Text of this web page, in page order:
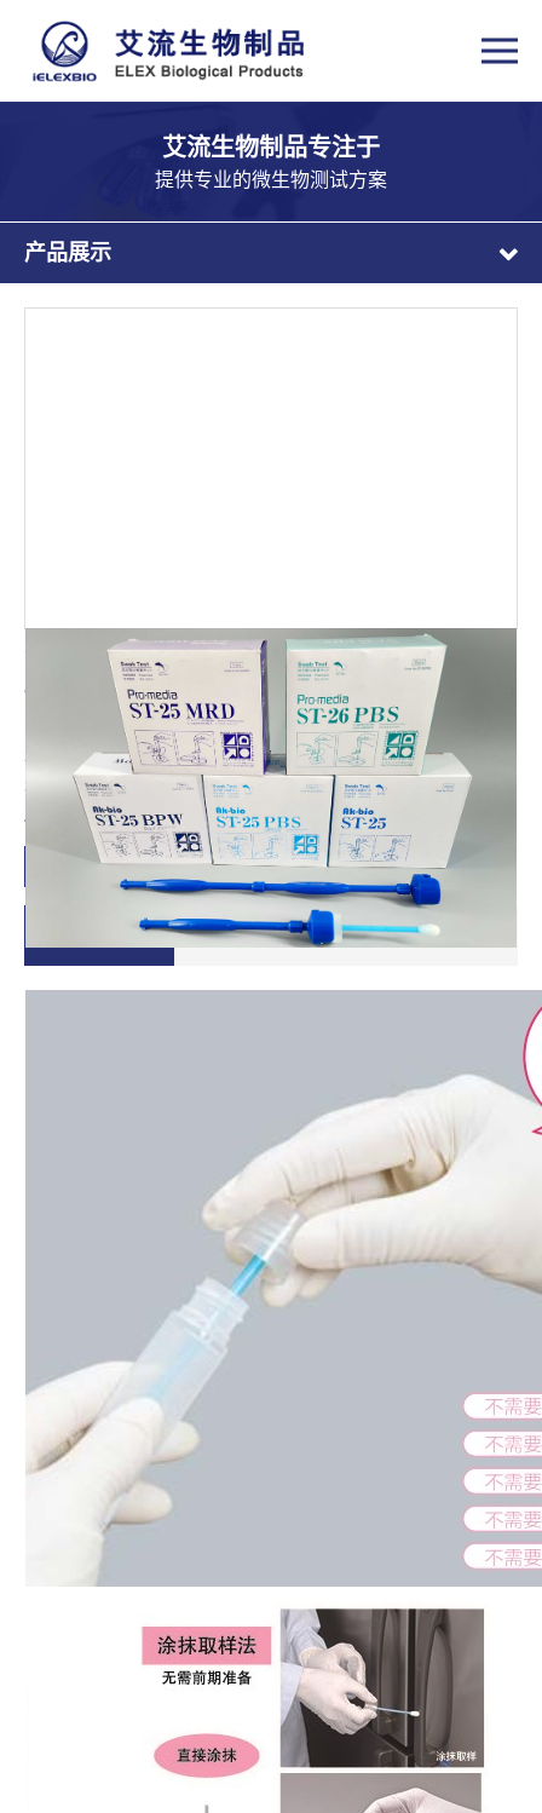
艾流生物制品专注于
提供专业的微生物测试方案
产品展示
涂抹棒 - 安科
性能特点
2、降低二次污染风险
3、产品性能稳定
4、棉球不脱落
产品询价